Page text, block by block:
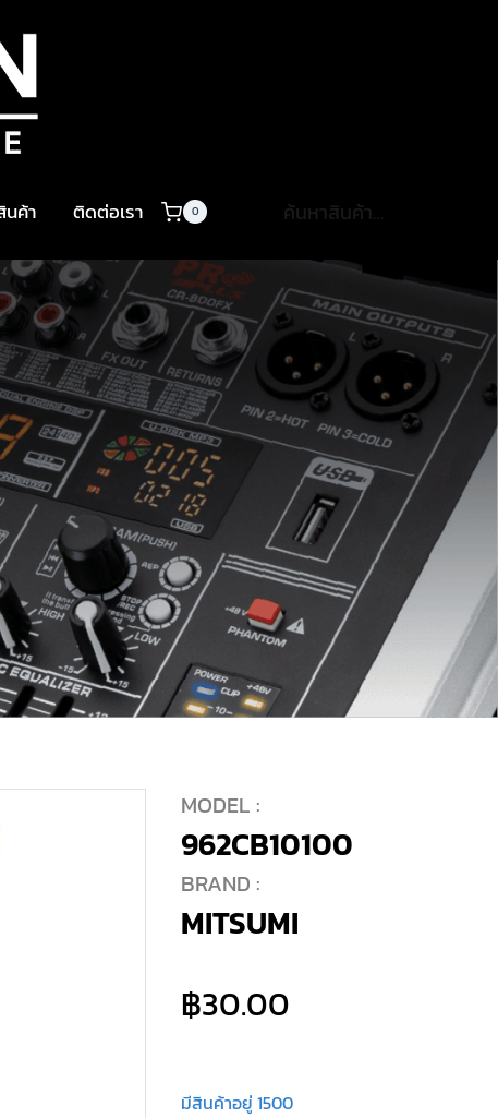
นค้า ติดต่อเรา 0
MODEL :
962CB10100
BRAND :
MITSUMI
฿30.00
มีสินค้าอยู่ 1500